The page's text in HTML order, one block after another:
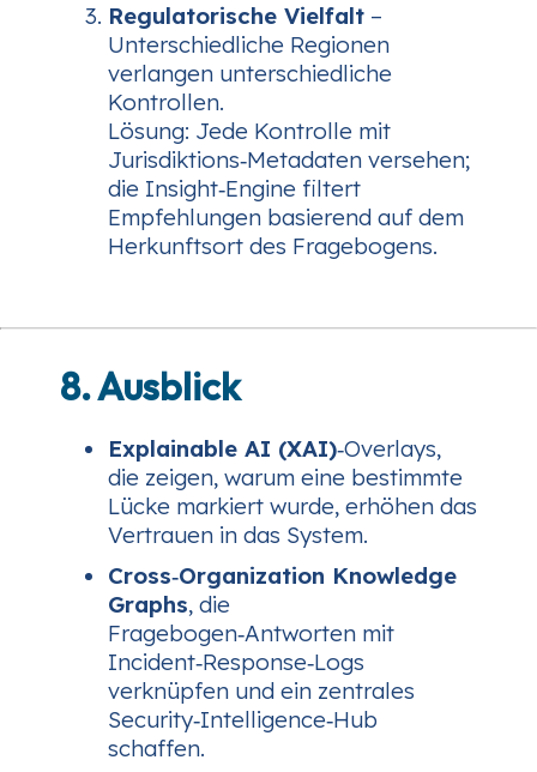
Regulatorische Vielfalt –
Unterschiedliche Regionen
verlangen unterschiedliche
Kontrollen.
Lösung: Jede Kontrolle mit
Jurisdiktions‑Metadaten versehen;
die Insight‑Engine filtert
Empfehlungen basierend auf dem
Herkunfts­ort des Fragebogens.
8. Ausblick
Explainable AI (XAI)‑Overlays,
die zeigen, warum eine bestimmte
Lücke markiert wurde, erhöhen das
Vertrauen in das System.
Cross‑Organization Knowledge
Graphs, die
Fragebogen‑Antworten mit
Incident‑Response‑Logs
verknüpfen und ein zentrales
Security‑Intelligence‑Hub
schaffen.